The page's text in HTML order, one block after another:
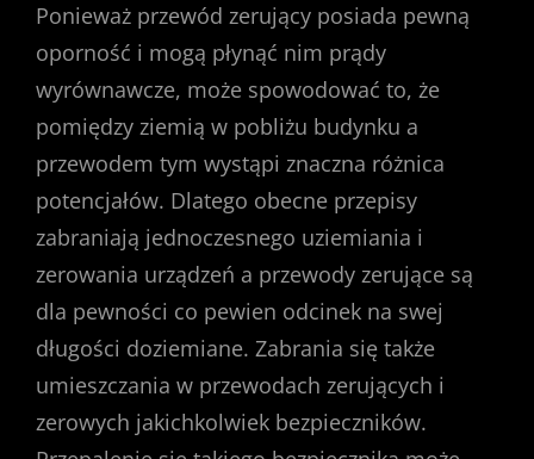
Ponieważ przewód zerujący posiada pewną
oporność i mogą płynąć nim prądy
wyrównawcze, może spowodować to, że
pomiędzy ziemią w pobliżu budynku a
przewodem tym wystąpi znaczna różnica
potencjałów. Dlatego obecne przepisy
zabraniają jednoczesnego uziemiania i
zerowania urządzeń a przewody zerujące są
dla pewności co pewien odcinek na swej
długości doziemiane. Zabrania się także
umieszczania w przewodach zerujących i
zerowych jakichkolwiek bezpieczników.